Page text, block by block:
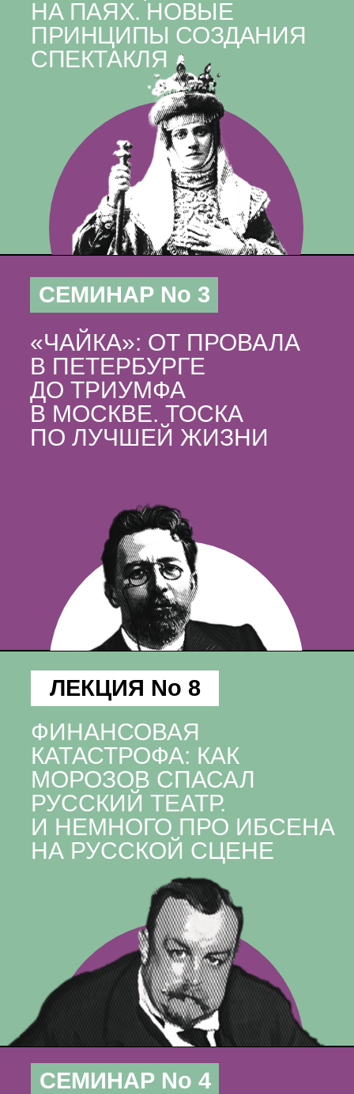
НА ПАЯХ. НОВЫЕ
ПРИНЦИПЫ СОЗДАНИЯ
СПЕКТАКЛЯ
«ЧАЙКА»: ОТ ПРОВАЛА
В ПЕТЕРБУРГЕ
ДО ТРИУМФА
В МОСКВЕ. ТОСКА
ПО ЛУЧШЕЙ ЖИЗНИ
СЕМИНАР No 3
ФИНАНСОВАЯ
КАТАСТРОФА: КАК
МОРОЗОВ СПАСАЛ
РУССКИЙ ТЕАТР.
И НЕМНОГО ПРО ИБСЕНА
НА РУССКОЙ СЦЕНЕ
ЛЕКЦИЯ No 8
СЕМИНАР No 4